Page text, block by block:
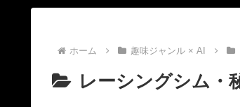
ホーム 趣味ジャンル × AI
レーシングシム・